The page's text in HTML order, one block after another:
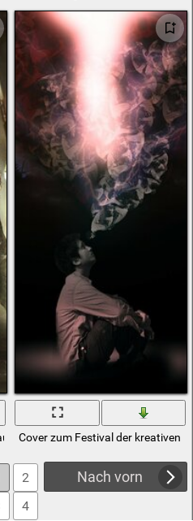
dem Festival
Cover zum Festival der kreativen
Nach vorn
2
4